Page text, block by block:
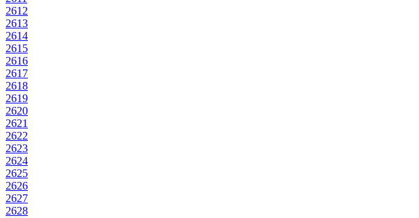
2612
2613
2614
2615
2616
2617
2618
2619
2620
2621
2622
2623
2624
2625
2626
2627
2628